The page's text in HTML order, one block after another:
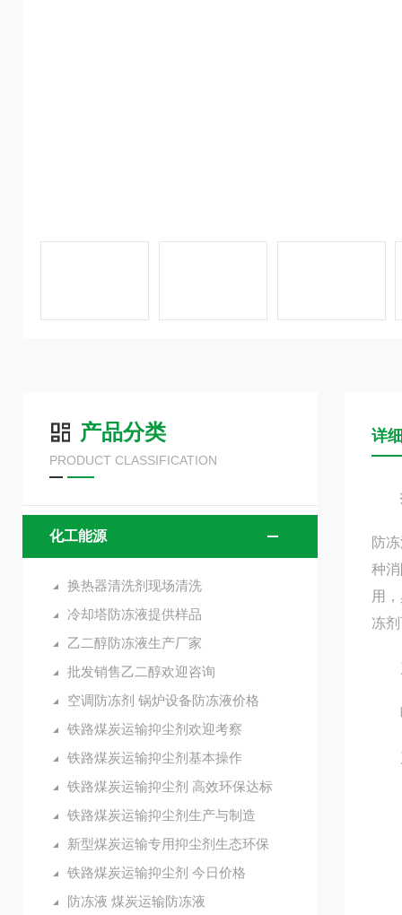
产品分类
PRODUCT CLASSIFICATION
化工能源
换热器清洗剂现场清洗
冷却塔防冻液提供样品
乙二醇防冻液生产厂家
批发销售乙二醇欢迎咨询
空调防冻剂 锅炉设备防冻液价格
铁路煤炭运输抑尘剂欢迎考察
铁路煤炭运输抑尘剂基本操作
铁路煤炭运输抑尘剂 高效环保达标
铁路煤炭运输抑尘剂生产与制造
新型煤炭运输专用抑尘剂生态环保
铁路煤炭运输抑尘剂 今日价格
防冻液 煤炭运输防冻液
详
防
种
用
冻
产
产